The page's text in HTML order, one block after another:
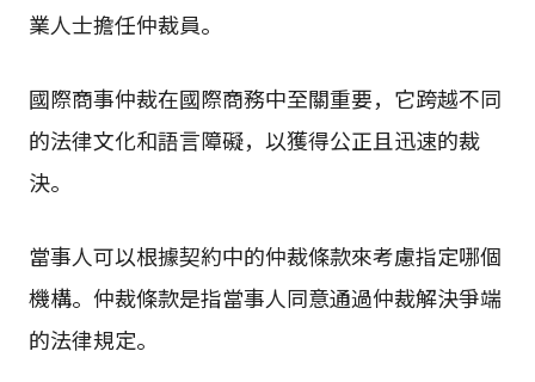
業人士擔任仲裁員。
國際商事仲裁在國際商務中至關重要，它跨越不同
的法律文化和語言障礙，以獲得公正且迅速的裁
決。
當事人可以根據契約中的仲裁條款來考慮指定哪個
機構。仲裁條款是指當事人同意通過仲裁解決爭端
的法律規定。